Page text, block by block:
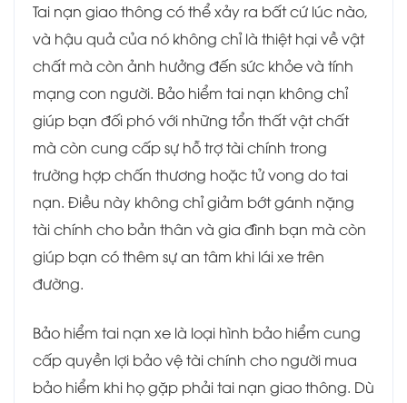
Tai nạn giao thông có thể xảy ra bất cứ lúc nào,
và hậu quả của nó không chỉ là thiệt hại về vật
chất mà còn ảnh hưởng đến sức khỏe và tính
mạng con người. Bảo hiểm tai nạn không chỉ
giúp bạn đối phó với những tổn thất vật chất
mà còn cung cấp sự hỗ trợ tài chính trong
trường hợp chấn thương hoặc tử vong do tai
nạn. Điều này không chỉ giảm bớt gánh nặng
tài chính cho bản thân và gia đình bạn mà còn
giúp bạn có thêm sự an tâm khi lái xe trên
đường.
Bảo hiểm tai nạn xe là loại hình bảo hiểm cung
cấp quyền lợi bảo vệ tài chính cho người mua
bảo hiểm khi họ gặp phải tai nạn giao thông. Dù